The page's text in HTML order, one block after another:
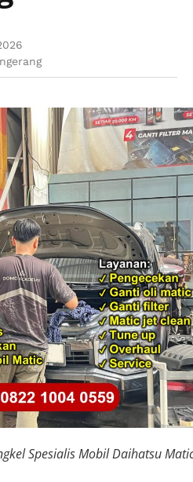
Spesialis Mobil Daihatsu